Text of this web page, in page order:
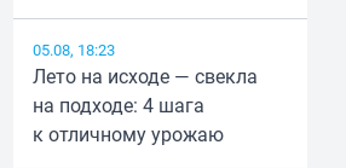
05.08, 18:23
Лето на исходе — свекла
на подходе: 4 шага
к отличному урожаю